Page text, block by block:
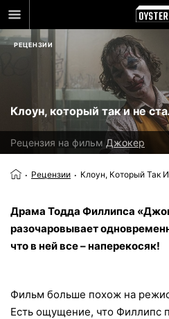
РЕЦЕНЗИИ
Клоун, который так и не
Рецензия на фильм Джокер
Рецензии Клоун, Который Так
Драма Тодда Филлипса
разочаровывает
что в ней все – наперекосяк!
Фильм больше похож на
Есть ощущение, что Филлипс